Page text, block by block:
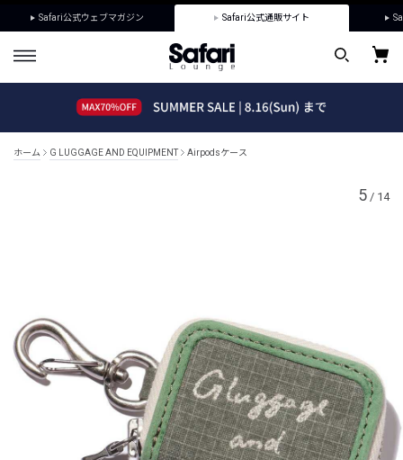
Safari公式ウェブマガジン Safari公式通販サイト
ホーム G LUGGAGE AND EQUIPMENT Airpodsケース
5 / 14